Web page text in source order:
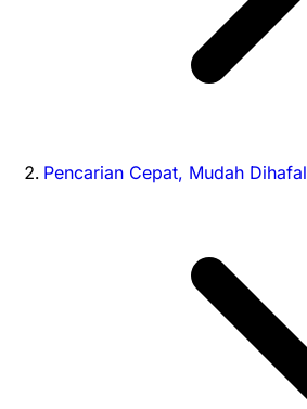
Pencarian Cepat, Mudah Dihafal